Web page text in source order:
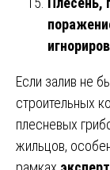
Если залив не
строительных
плесневых
жильцов,